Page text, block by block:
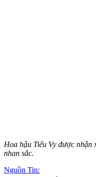
Hoa hậu Tiểu Vy được nhận
nhan sắc.
Nguồn Tin: